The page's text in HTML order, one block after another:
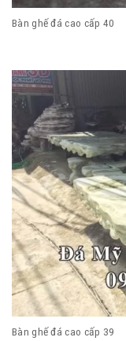
Bàn ghế đá cao cấp 40
Bàn ghế đá cao cấp 39